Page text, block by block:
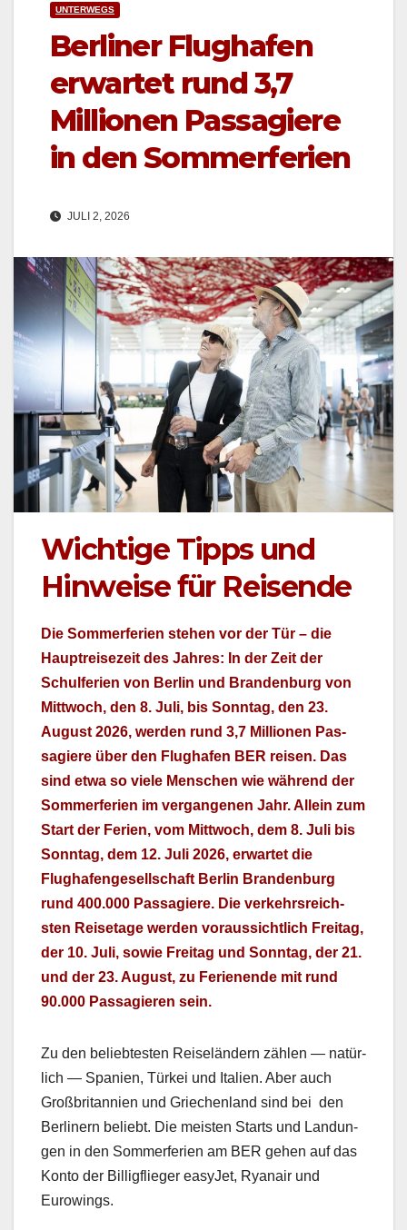
UNTERWEGS
Berliner Flughafen
erwartet rund 3,7
Millionen Passagiere
in den Sommerferien
JULI 2, 2026
Wichtige Tipps und
Hinweise für Reisende
Die Som­mer­fe­rien ste­hen vor der Tür – die
Haup­treisezeit des Jahres: In der Zeit der
Schulfe­rien von Berlin und Bran­den­burg von
Mittwoch, den 8. Juli, bis Son­ntag, den 23.
August 2026, wer­den rund 3,7 Mil­lio­nen Pas­
sagiere über den Flughafen BER reisen. Das
sind etwa so viele Men­schen wie während der
Som­mer­fe­rien im ver­gan­genen Jahr. Allein zum
Start der Ferien, vom Mittwoch, dem 8. Juli bis
Son­ntag, dem 12. Juli 2026, erwartet die
Flughafenge­sellschaft Berlin Bran­den­burg
rund 400.000 Pas­sagiere. Die verkehrsre­ich­
sten Reise­tage wer­den voraus­sichtlich Fre­itag,
der 10. Juli, sowie Fre­itag und Son­ntag, der 21.
und der 23. August, zu Ferienende mit rund
90.000 Pas­sagieren sein.
Zu den beliebtesten Reiselän­dern zählen — natür­
lich — Spanien, Türkei und Ital­ien. Aber auch
Großbri­tan­nien und Griechen­land sind bei den
Berlin­ern beliebt. Die meis­ten Starts und Lan­dun­
gen in den Som­mer­fe­rien am BER gehen auf das
Kon­to der Bil­ligflieger easy­Jet, Ryanair und
Eurow­ings.